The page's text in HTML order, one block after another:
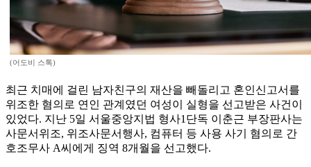
(어도비 스톡)
최근 치매에 걸린 남자친구의 재산을 빼돌리고 혼인신고서를
위조한 혐의로 연인 관계였던 여성이 실형을 선고받은 사건이
있었다. 지난 5일 서울중앙지법 형사1단독 이춘근 부장판사는
사문서위조, 위조사문서행사, 컴퓨터 등 사용 사기 혐의로 간
호조무사 A씨에게 징역 8개월을 선고했다.